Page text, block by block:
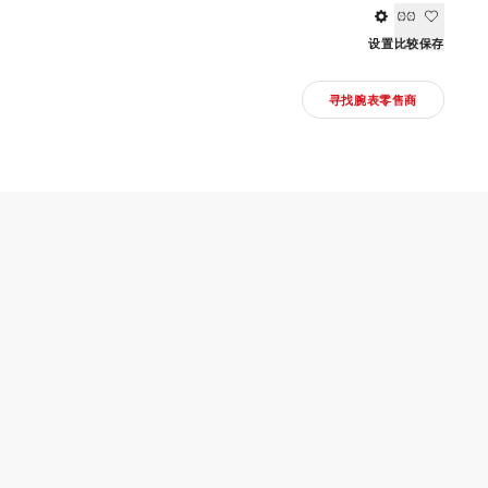
设置比较保存
寻找腕表零售商